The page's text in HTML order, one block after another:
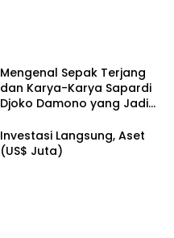
Mengenal Sepak Terjang
dan Karya-Karya Sapardi
Djoko Damono yang Jadi
Investasi Langsung, Aset
(US$ Juta)